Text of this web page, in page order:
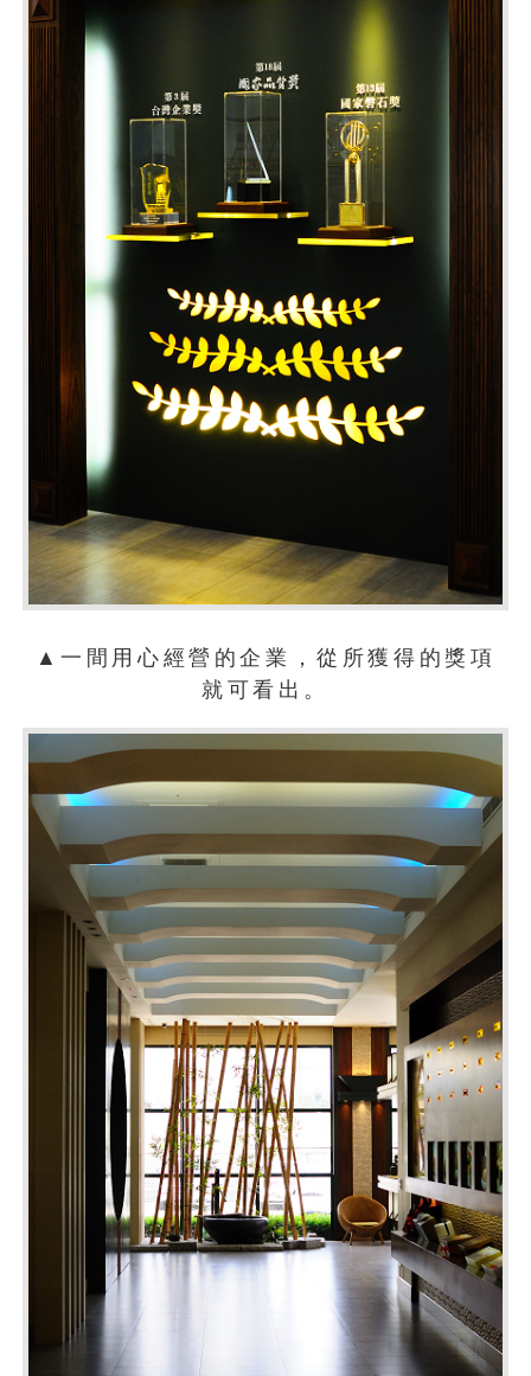
▲一間用心經營的企業，從所獲得的獎項
就可看出。